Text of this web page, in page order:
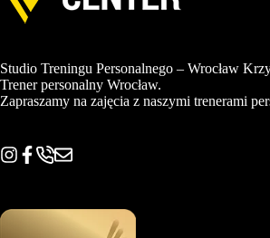
Studio Treningu Personalnego – Wrocław
Trener personalny Wrocław.
Zapraszamy na zajęcia z naszymi trenerami